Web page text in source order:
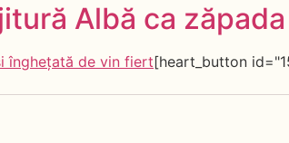
Albă ca
[heart_button